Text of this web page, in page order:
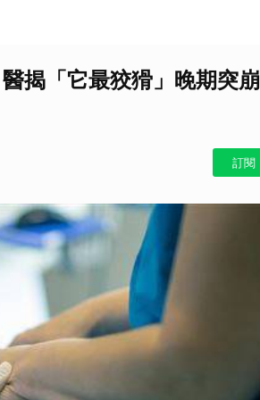
揭「它最狡猾」晚期突崩
訂閱